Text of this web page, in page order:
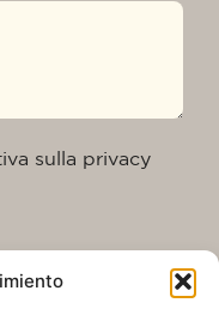
sulla privacy